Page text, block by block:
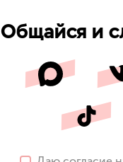
Общайся и